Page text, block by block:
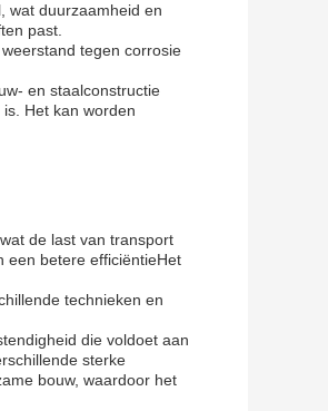
wat duurzaamheid en
past.
tegen corrosie
en staalconstructie
Het kan worden
de last van transport
een betere efficiëntieHet
technieken en
die voldoet aan
sterke
bouw, waardoor het